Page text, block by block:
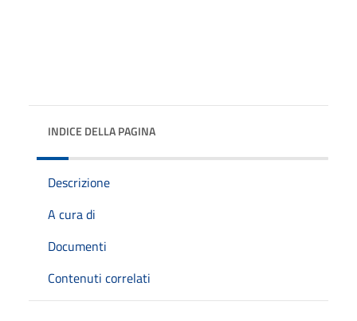
INDICE DELLA PAGINA
Descrizione
A cura di
Documenti
Contenuti correlati